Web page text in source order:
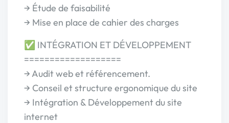
→ Étude de faisabilité
→ Mise en place de cahier des charges
✅ INTÉGRATION ET DÉVELOPPEMENT
===================
→ Audit web et référencement.
→ Conseil et structure ergonomique du site
→ Intégration & Développement du site
internet